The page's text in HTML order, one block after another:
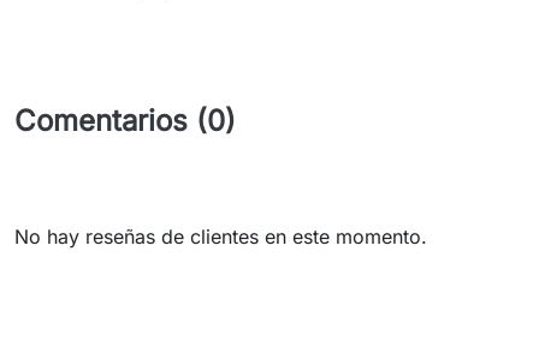
Comentarios (0)
No hay reseñas de clientes en este momento.